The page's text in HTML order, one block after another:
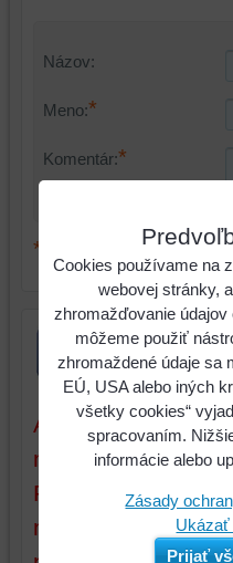
Názov:
Meno:*
Komentár:*
*
Aktuálne ceny sú
množstve, ktoré
Pokiaľ objednáte
množstvo), ktorý
Cookies používame na
webovej stránky,
zhromažďovanie
môžeme použiť
zhromaždené údaje sa
EÚ, USA alebo iných
všetky cookies“
spracovaním.
informácie alebo
Zásady
Ukázať
Prijať